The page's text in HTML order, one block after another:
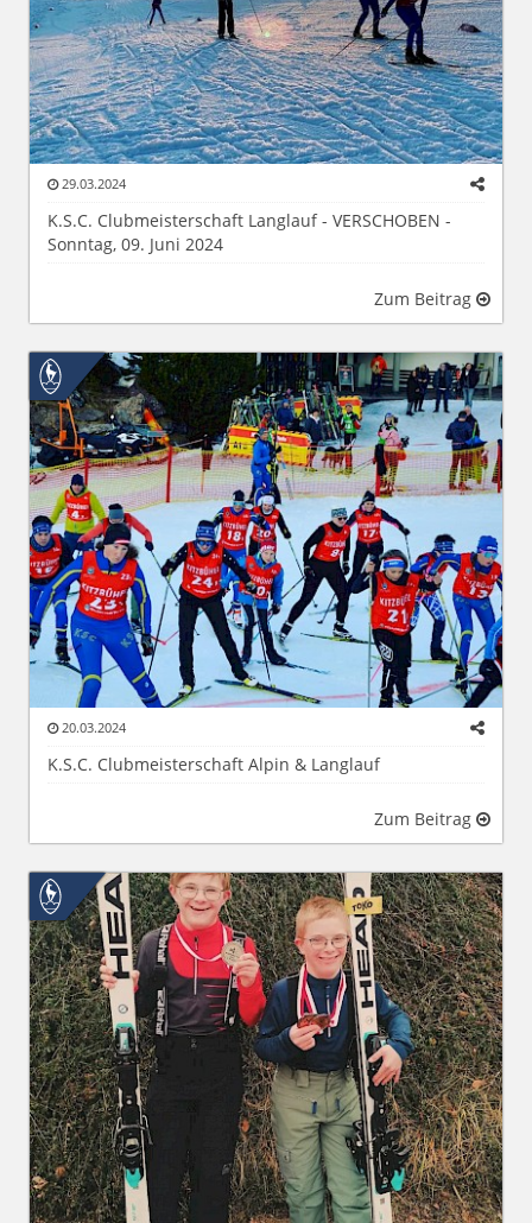
29.03.2024
K.S.C. Clubmeisterschaft Langlauf - VERSCHOBEN -
Sonntag, 09. Juni 2024
Zum Beitrag
20.03.2024
K.S.C. Clubmeisterschaft Alpin & Langlauf
Zum Beitrag